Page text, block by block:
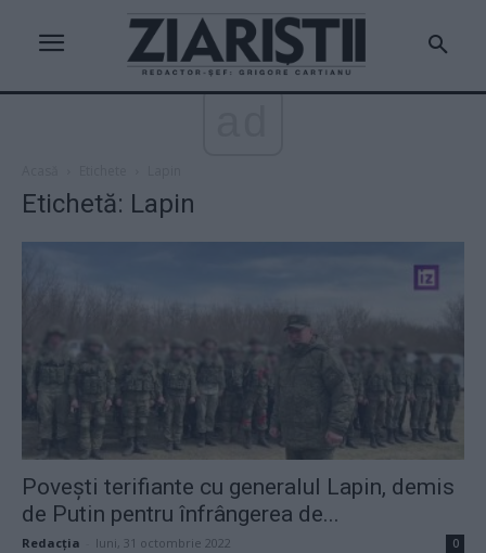
Etichetă: Lapin
Povești terifiante cu generalul Lapin, demis
de Putin pentru înfrângerea de...
Redacţia luni, 31 octombrie 2022 0